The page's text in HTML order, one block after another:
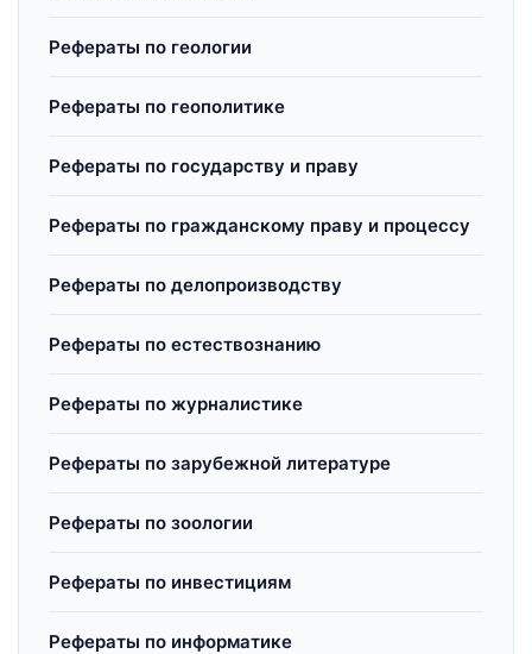
Рефераты по геологии
Рефераты по геополитике
Рефераты по государству и праву
Рефераты по гражданскому праву и процессу
Рефераты по делопроизводству
Рефераты по естествознанию
Рефераты по журналистике
Рефераты по зарубежной литературе
Рефераты по зоологии
Рефераты по инвестициям
Рефераты по информатике